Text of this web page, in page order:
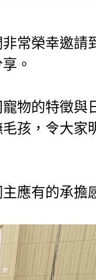
常榮幸邀請
。
物的特徵與
孩，令大家
應有的承擔